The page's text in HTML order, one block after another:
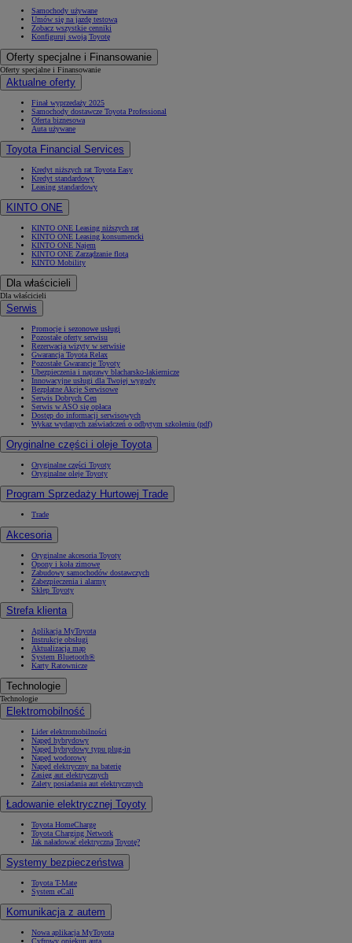
Samochody używane
Umów się na jazdę testową
Zobacz wszystkie cenniki
Konfiguruj swoją Toyotę
Oferty specjalne i Finansowanie
Oferty specjalne i Finansowanie
Aktualne oferty
Finał wyprzedaży 2025
Samochody dostawcze Toyota Professional
Oferta biznesowa
Auta używane
Toyota Financial Services
Kredyt niższych rat Toyota Easy
Kredyt standardowy
Leasing standardowy
KINTO ONE
KINTO ONE Leasing niższych rat
KINTO ONE Leasing konsumencki
KINTO ONE Najem
KINTO ONE Zarządzanie flotą
KINTO Mobility
Dla właścicieli
Dla właścicieli
Serwis
Promocje i sezonowe usługi
Pozostałe oferty serwisu
Rezerwacja wizyty w serwisie
Gwarancja Toyota Relax
Pozostałe Gwarancje Toyoty
Ubezpieczenia i naprawy blacharsko-lakiernicze
Innowacyjne usługi dla Twojej wygody
Bezpłatne Akcje Serwisowe
Serwis Dobrych Cen
Serwis w ASO się opłaca
Dostęp do informacji serwisowych
Wykaz wydanych zaświadczeń o odbytym szkoleniu (pdf)
Oryginalne części i oleje Toyota
Oryginalne części Toyoty
Oryginalne oleje Toyoty
Program Sprzedaży Hurtowej Trade
Trade
Akcesoria
Oryginalne akcesoria Toyoty
Opony i koła zimowe
Zabudowy samochodów dostawczych
Zabezpieczenia i alarmy
Sklep Toyoty
Strefa klienta
Aplikacja MyToyota
Instrukcje obsługi
Aktualizacja map
System Bluetooth®
Karty Ratownicze
Technologie
Technologie
Elektromobilność
Lider elektromobilności
Napęd hybrydowy
Napęd hybrydowy typu plug-in
Napęd wodorowy
Napęd elektryczny na baterię
Zasięg aut elektrycznych
Zalety posiadania aut elektrycznych
Ładowanie elektrycznej Toyoty
Toyota HomeCharge
Toyota Charging Network
Jak naładować elektryczną Toyotę?
Systemy bezpieczeństwa
Toyota T-Mate
System eCall
Komunikacja z autem
Nowa aplikacja MyToyota
Cyfrowy opiekun auta